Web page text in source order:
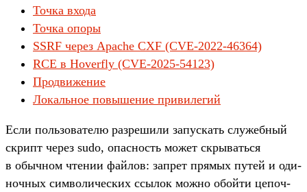
Точка входа
Точка опоры
SSRF через Apache CXF (CVE-2022-46364)
RCE в Hoverfly (CVE-2025-54123)
Продвижение
Локальное повышение привилегий
Ес­ли поль­зовате­лю раз­решили запус­кать слу­жеб­ный
скрипт через sudo, опас­ность может скры­вать­ся
в обыч­ном чте­нии фай­лов: зап­рет пря­мых путей и оди­
ноч­ных сим­воличес­ких ссы­лок мож­но обой­ти цепоч­